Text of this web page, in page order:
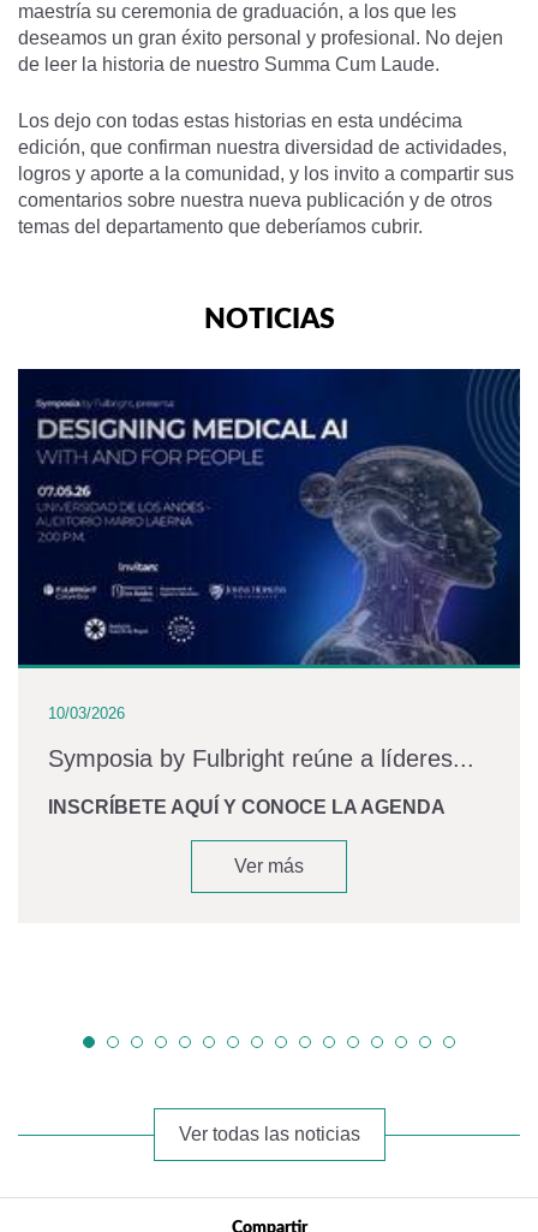
maestría su ceremonia de graduación, a los que les
deseamos un gran éxito personal y profesional. No dejen
de leer la historia de nuestro Summa Cum Laude.
Los dejo con todas estas historias en esta undécima
edición, que confirman nuestra diversidad de actividades,
logros y aporte a la comunidad, y los invito a compartir sus
comentarios sobre nuestra nueva publicación y de otros
temas del departamento que deberíamos cubrir.
NOTICIAS
10/03/2026
Symposia by Fulbright reúne a líderes...
INSCRÍBETE AQUÍ Y CONOCE LA AGENDA
Ver más
Ver todas las noticias
Compartir